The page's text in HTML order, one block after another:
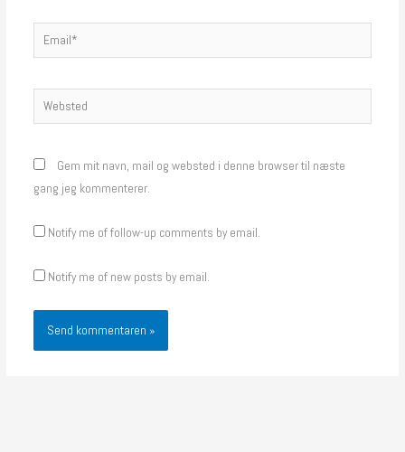
Email*
Websted
Gem mit navn, mail og websted i denne browser til næste
gang jeg kommenterer.
Notify me of follow-up comments by email.
Notify me of new posts by email.